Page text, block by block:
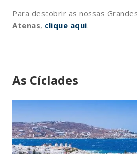
Para descobrir as nossas
Atenas, clique aqui.
As Cíclades